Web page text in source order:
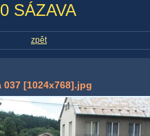
SÁZAVA
zpět
037 [1024x768].jpg